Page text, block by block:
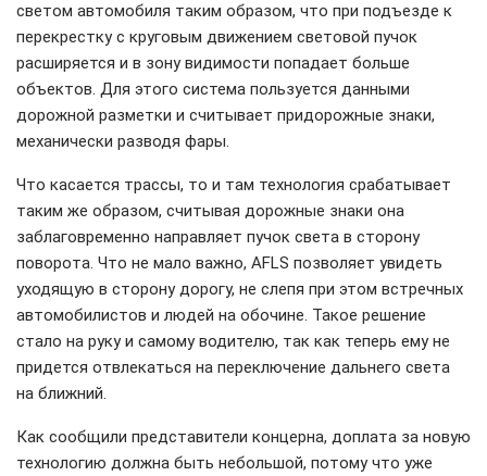
светом автомобиля таким образом, что при подъезде к
перекрестку с круговым движением световой пучок
расширяется и в зону видимости попадает больше
объектов. Для этого система пользуется данными
дорожной разметки и считывает придорожные знаки,
механически разводя фары.
Что касается трассы, то и там технология срабатывает
таким же образом, считывая дорожные знаки она
заблаговременно направляет пучок света в сторону
поворота. Что не мало важно, AFLS позволяет увидеть
уходящую в сторону дорогу, не слепя при этом встречных
автомобилистов и людей на обочине. Такое решение
стало на руку и самому водителю, так как теперь ему не
придется отвлекаться на переключение дальнего света
на ближний.
Как сообщили представители концерна, доплата за новую
технологию должна быть небольшой, потому что уже